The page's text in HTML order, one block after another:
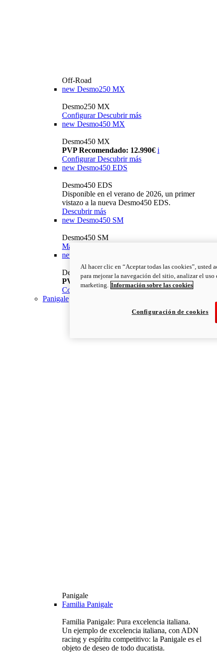
Off-Road
new Desmo250 MX
Desmo250 MX
Configurar Descubrir más
new Desmo450 MX
Desmo450 MX
PVP Recomendado: 12.990€ i
Configurar Descubrir más
new Desmo450 EDS
Desmo450 EDS
Disponible en el verano de 2026, un primer
vistazo a la nueva Desmo450 EDS.
Descubrir más
new Desmo450 SM
Desmo450 SM
Mantente al día
new
Desmo450 MX Factory
PVP Recomendado: 15.290€ i
Configurar Descubrir más
Panigale
Panigale
Familia Panigale
Familia Panigale: Pura excelencia italiana.
Un ejemplo de excelencia italiana, con ADN
racing y espíritu competitivo: la Panigale es el
objeto de deseo de todo ducatista.
Al hacer clic en “Aceptar todas las cookies”, usted
para mejorar la navegación del sitio, analizar el
marketing. Información sobre las cookies
Configuración de cookies